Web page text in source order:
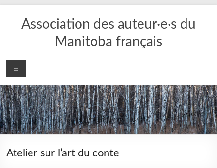
contenuAssociation des auteur·e·s du
Manitoba français
Menu
Atelier sur l’art du conte